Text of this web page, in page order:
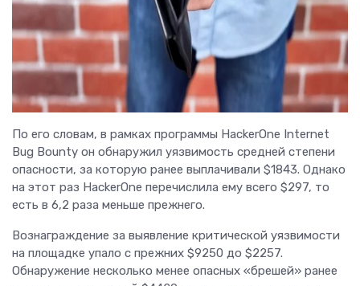
По его словам, в рамках программы HackerOne Internet
Bug Bounty он обнаружил уязвимость средней степени
опасности, за которую ранее выплачивали $1843. Однако
на этот раз HackerOne перечислила ему всего $297, то
есть в 6,2 раза меньше прежнего.
Вознаграждение за выявление критической уязвимости
на площадке упало с прежних $9250 до $2257.
Обнаружение несколько менее опасных «брешей» ранее